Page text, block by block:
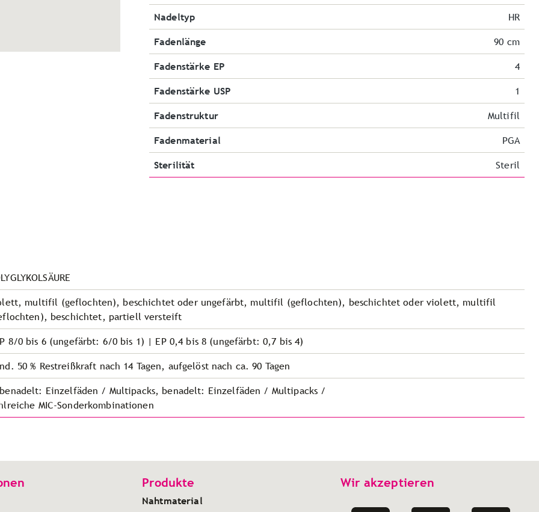
Nadeltyp HR
Fadenlänge 90 cm
Fadenstärke EP 4
Fadenstärke USP 1
Fadenstruktur Multifil
Fadenmaterial PGA
Sterilität Steril
multifil (geflochten), beschichtet oder ungefärbt, multifil (geflochten), beschichtet oder violett, multifil
beschichtet, partiell versteift
8/0 bis 6 (ungefärbt: 6/0 bis 1) | EP 0,4 bis 8 (ungefärbt: 0,7 bis 4)
50 % Restreißkraft nach 14 Tagen, aufgelöst nach ca. 90 Tagen
Einzelfäden / Multipacks, benadelt: Einzelfäden / Multipacks /
MIC-Sonderkombinationen
Produkte
Nahtmaterial
Wir akzeptieren